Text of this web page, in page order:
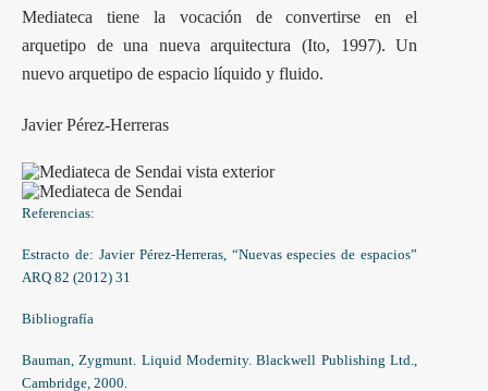
Mediateca tiene la vocación de convertirse en el
arquetipo de una nueva arquitectura (Ito, 1997). Un
nuevo arquetipo de espacio líquido y fluido.
Javier Pérez-Herreras
Referencias:
Estracto de: Javier Pérez-Herreras, “Nuevas especies de espacios”
ARQ 82 (2012) 31
Bibliografía
Bauman, Zygmunt. Liquid Modernity. Blackwell Publishing Ltd.,
Cambridge, 2000.